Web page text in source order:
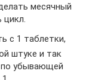
месячный
с 1 таблетки,
штуке и так
убывающей